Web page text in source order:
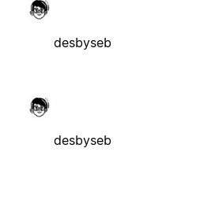
desbyseb
desbyseb